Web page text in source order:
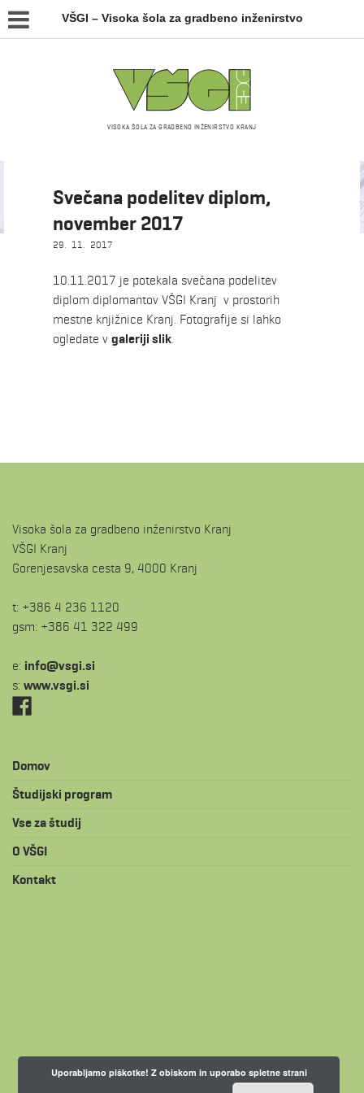
VŠGI – Visoka šola za gradbeno inženirstvo
VISOKA ŠOLA ZA GRADBENO INŽENIRSTVO KRANJ
NoviceSvečana podelitev diplom,
november 2017
29. 11. 2017
10.11.2017 je potekala svečana podelitev
diplom diplomantov VŠGI Kranj v prostorih
mestne knjižnice Kranj. Fotografije si lahko
ogledate v galeriji slik.
Visoka šola za gradbeno inženirstvo Kranj
VŠGI Kranj
Gorenjesavska cesta 9, 4000 Kranj
t: +386 4 236 1120
gsm: +386 41 322 499
e: is.igsv@ofni
s: www.vsgi.si
Domov
Študijski program
Vse za študij
O VŠGI
Kontakt
Uporabljamo piškotke! Z obiskom in uporabo spletne strani